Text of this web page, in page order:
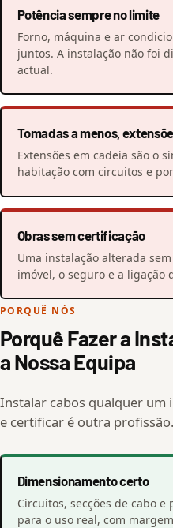
Potência sempre no limite
Forno, máquina e ar
juntos. A instalação não foi
actual.
Tomadas a menos,
Extensões em cadeia são o
habitação com circuitos e
Obras sem certificação
Uma instalação alterada
imóvel, o seguro e a ligação
PORQUÊ NÓS
Porquê Fazer a
a Nossa Equipa
Instalar cabos qualquer um
e certificar é outra profissão.
Dimensionamento certo
Circuitos, secções de cabo e
para o uso real, com